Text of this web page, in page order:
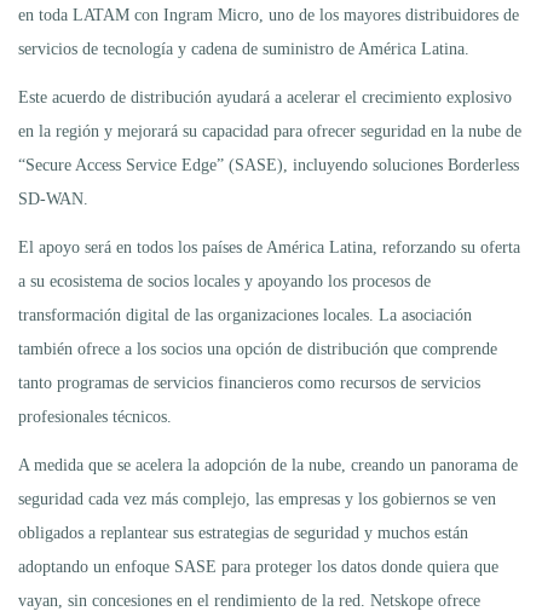
en toda LATAM con Ingram Micro, uno de los mayores distribuidores de
servicios de tecnología y cadena de suministro de América Latina.
Este acuerdo de distribución ayudará a acelerar el crecimiento explosivo
en la región y mejorará su capacidad para ofrecer seguridad en la nube de
“Secure Access Service Edge” (SASE), incluyendo soluciones Borderless
SD-WAN.
El apoyo será en todos los países de América Latina, reforzando su oferta
a su ecosistema de socios locales y apoyando los procesos de
transformación digital de las organizaciones locales. La asociación
también ofrece a los socios una opción de distribución que comprende
tanto programas de servicios financieros como recursos de servicios
profesionales técnicos.
A medida que se acelera la adopción de la nube, creando un panorama de
seguridad cada vez más complejo, las empresas y los gobiernos se ven
obligados a replantear sus estrategias de seguridad y muchos están
adoptando un enfoque SASE para proteger los datos donde quiera que
vayan, sin concesiones en el rendimiento de la red. Netskope ofrece